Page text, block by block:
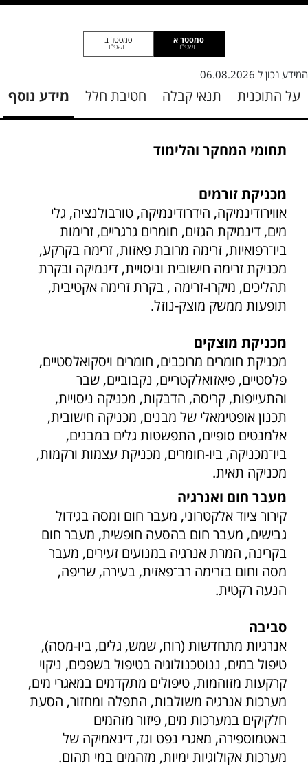
סמסטר א
תשפ"ז
סמסטר ב
תשפ"ו
המידע נכון ל 06.08.2026
על התוכנית תנאי קבלה חטיבת חלל מידע נוסף
תחומי המחקר והלימוד
מכניקת זורמים
אווירודינמיקה, הידרודינמיקה, טורבולנציה, גלי
מים, דינמיקת הגזים, חומרים גרגריים, זרימות
ביו־רפואיות, זרימה מרובת פאזות, זרימה בקרקע,
מכניקת זרימה חישובית וניסויית, דינמיקה ובקרת
תהליכים, מיקרו-זרימה , בקרת זרימה אקטיבית,
תופעות ממשק מוצק-נוזל.
מכניקת מוצקים
מכניקת חומרים מרוכבים, חומרים ויסקואלסטיים,
פלסטיים, פיאזואלקטריים, נקבוביים, שבר
והתעייפות, קריסה, הדבקות, מכניקה ניסויית,
תכנון אופטימאלי של מבנים, מכניקה חישובית,
אלמנטים סופיים, התפשטות גלים במבנים,
ביו־מכניקה, ביו-חומרים, מכניקת עצמות ורקמות,
מכניקה תאית.
מעבר חום ואנרגיה
קירור ציוד אלקטרוני, מעבר חום ומסה בגידול
גבישים, מעבר חום בהסעה חופשית, מעבר חום
בקרינה, המרת אנרגיה במנועים זעירים, מעבר
מסה וחום בזרימה רב־פאזית, בעירה, שריפה,
הנעה רקטית.
סביבה
אנרגיות מתחדשות (רוח, שמש, גלים, ביו-מסה),
טיפול במים, ננוטכנולוגיה בטיפול בשפכים, ניקוי
קרקעות מזוהמות, טיפולים מתקדמים במאגרי מים,
מערכות אנרגיה משולבות, התפלה ומחזור, הסעת
חלקיקים במערכות מים, פיזור מזהמים
באטמוספירה, מאגרי נפט וגז, דינאמיקה של
מערכות אקולוגיות ימיות, מזהמים במי תהום.